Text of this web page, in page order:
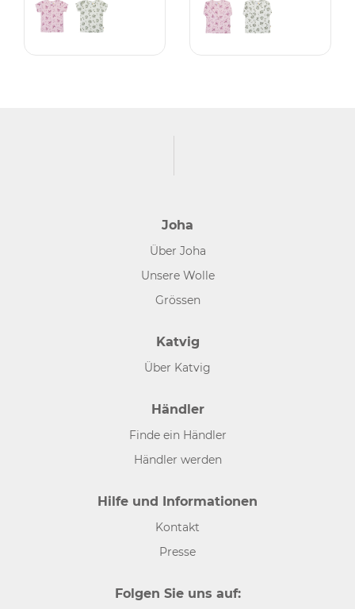
Joha
Über Joha
Unsere Wolle
Grössen
Katvig
Über Katvig
Händler
Finde ein Händler
Händler werden
Hilfe und Informationen
Kontakt
Presse
Folgen Sie uns auf: